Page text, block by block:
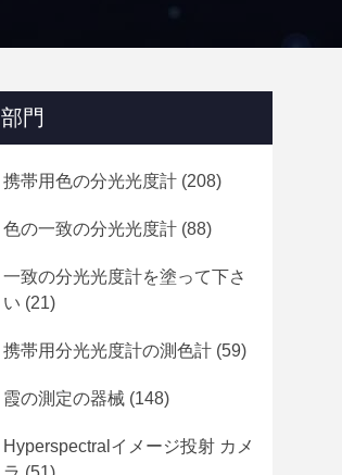
部門
携帯用色の分光光度計 (208)
色の一致の分光光度計 (88)
一致の分光光度計を塗って下さ
い (21)
携帯用分光光度計の測色計 (59)
霞の測定の器械 (148)
Hyperspectralイメージ投射 カメ